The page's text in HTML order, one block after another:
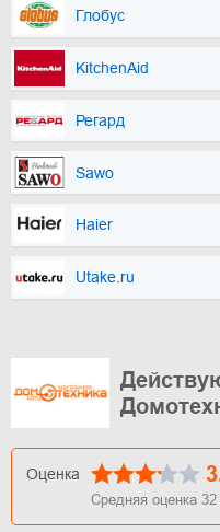
Глобус
KitchenAid
Регард
Sawo
Haier
Utake.ru
Оценка
Средняя оценка 32